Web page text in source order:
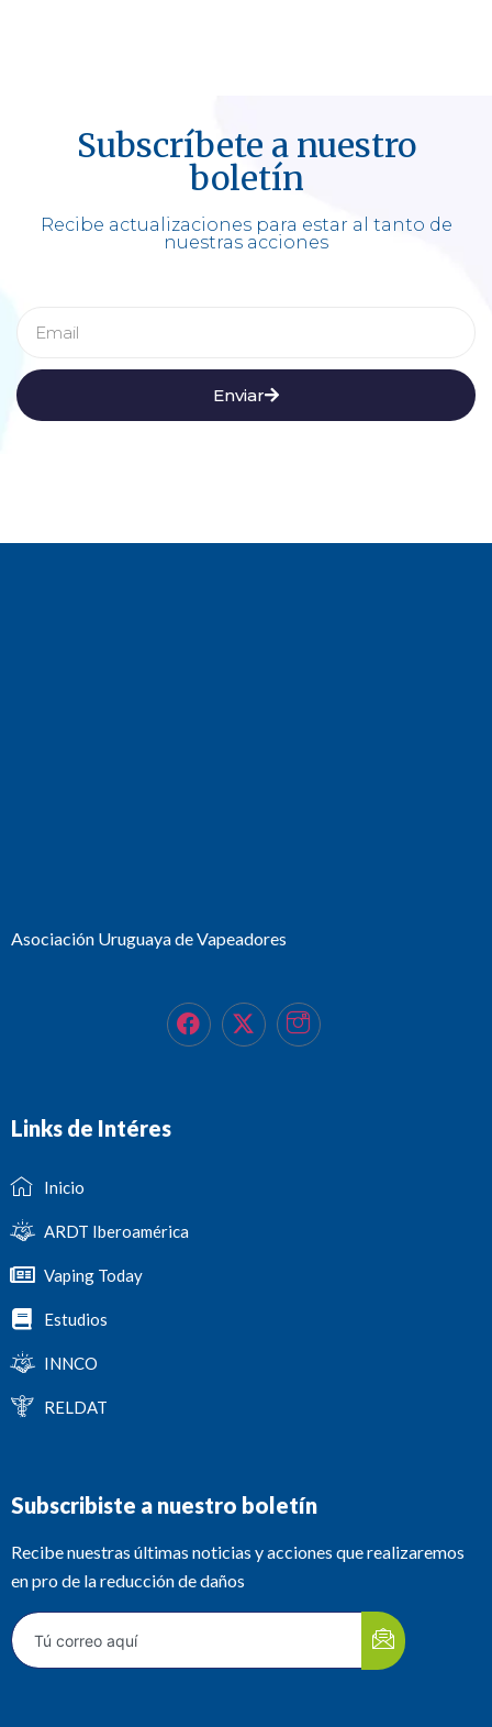
Subscríbete a nuestro
boletín
Recibe actualizaciones para estar al tanto de
nuestras acciones
Enviar
Asociación Uruguaya de Vapeadores
Links de Intéres
Inicio
ARDT Iberoamérica
Vaping Today
Estudios
INNCO
RELDAT
Subscribiste a nuestro boletín
Recibe nuestras últimas noticias y acciones que realizaremos
en pro de la reducción de daños